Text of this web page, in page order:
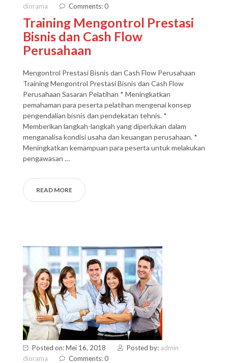
diorama
Comments: 0
Training Mengontrol Prestasi
Bisnis dan Cash Flow
Perusahaan
Mengontrol Prestasi Bisnis dan Cash Flow Perusahaan
Training Mengontrol Prestasi Bisnis dan Cash Flow
Perusahaan Sasaran Pelatihan * Meningkatkan
pemahaman para peserta pelatihan mengenai konsep
pengendalian bisnis dan pendekatan tehnis. *
Memberikan langkah-langkah yang diperlukan dalam
menganalisa kondisi usaha dan keuangan perusahaan. *
Meningkatkan kemampuan para peserta untuk melakukan
pengawasan …
READ MORE
Posted on: Mei 16, 2018 Posted by: admin
diorama
Comments: 0